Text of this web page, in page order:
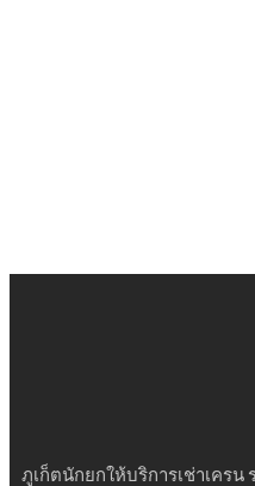
ภูเก็ตนักยกให้บริการเช่าเครน